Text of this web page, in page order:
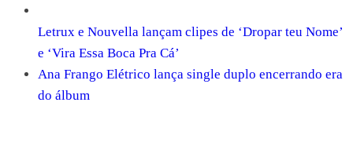
Letrux e Nouvella lançam clipes de ‘Dropar teu Nome’
e ‘Vira Essa Boca Pra Cá’
Ana Frango Elétrico lança single duplo encerrando era
do álbum